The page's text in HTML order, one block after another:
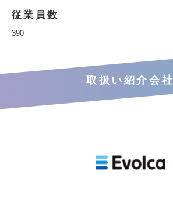
従業員数
390
取扱い紹介会社